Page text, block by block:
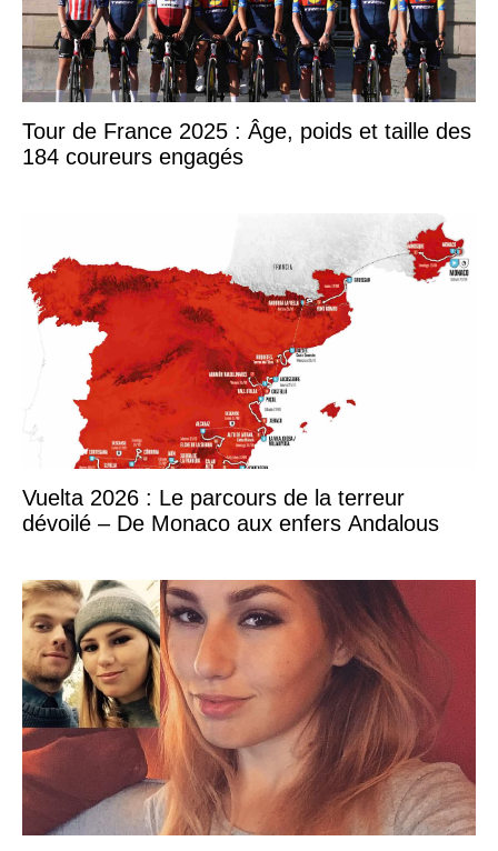
Tour de France 2025 : Âge, poids et taille des
184 coureurs engagés
Vuelta 2026 : Le parcours de la terreur
dévoilé – De Monaco aux enfers Andalous